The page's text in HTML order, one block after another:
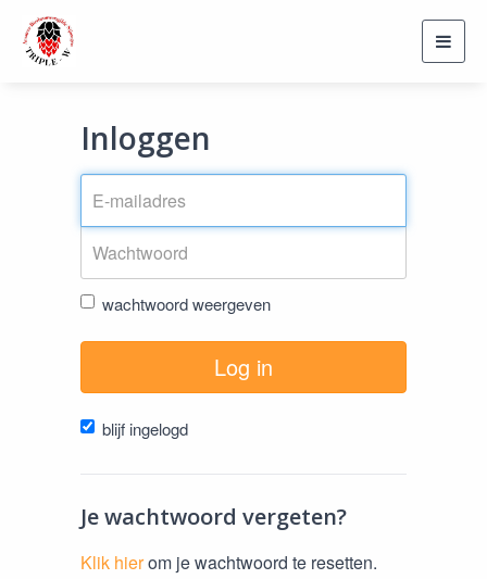
Inloggen
wachtwoord weergeven
Log in
blijf ingelogd
Je wachtwoord vergeten?
Klik hierom je wachtwoord te resetten.